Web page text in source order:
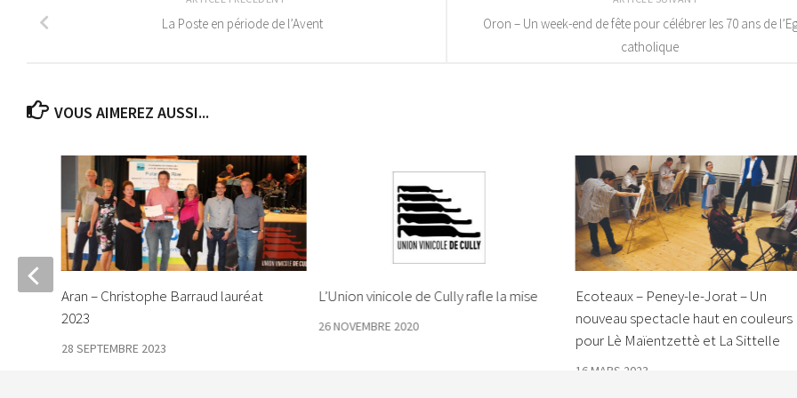
Oron – Un week-end de fête pour célébrer les 70 ans de
catholique
La Poste en période de l’Avent
VOUS AIMEREZ AUSSI...
L’Union vinicole de Cully rafle la mise
26 NOVEMBRE 2020
Ecoteaux – Peney-le-Jorat – Un
nouveau spectacle haut en couleurs
pour Lè Maïentzettè et La Sittelle
16 MARS 2023
Aran – Christophe Barraud lauréat
2023
28 SEPTEMBRE 2023